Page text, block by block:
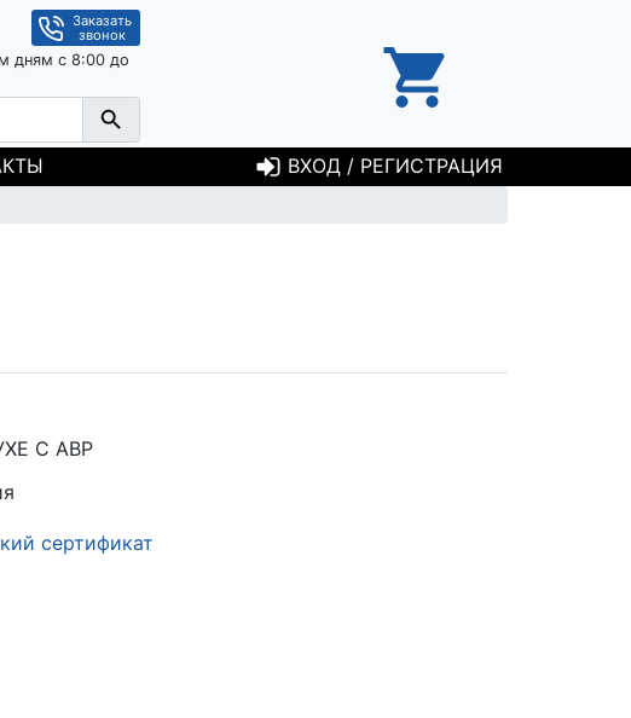
Заказать
звонок
дням с 8:00 до
ВХОД / РЕГИСТРАЦИЯ
С АВР
сертификат